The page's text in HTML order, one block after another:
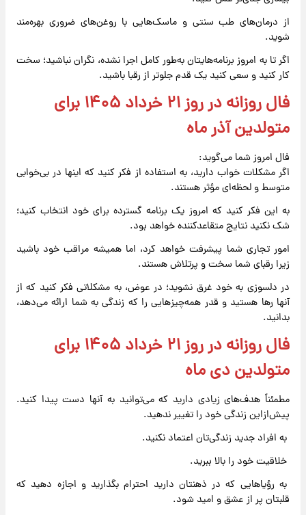
از درمان‌های طب سنتی و ماسک‌هایی با روغن‌های ضروری بهره‌مند
شوید.
اگر تا به امروز برنامه‌هایتان به‌طور کامل اجرا نشده، نگران نباشید؛ سخت
کار کنید و سعی کنید یک قدم جلوتر از رقبا باشید.
فال روزانه در روز ۲۱ خرداد ۱۴۰۵ برای
متولدین آذر ماه
فال امروز شما می‌گوید:
اگر مشکلات خواب دارید، به استفاده از فکر کنید که اینها در بی‌خوابی
متوسط و لحظه‌ای مؤثر هستند.
به این فکر کنید که امروز یک برنامه گسترده برای خود انتخاب کنید؛
شک نکنید نتایج متقاعدکننده خواهد بود.
امور تجاری شما پیشرفت خواهد کرد، اما همیشه مراقب خود باشید
زیرا رقبای شما سخت و پرتلاش هستند.
در دلسوزی به خود غرق نشوید؛ در عوض، به مشکلاتی فکر کنید که از
آنها رها هستید و قدر همه‌چیزهایی را که زندگی به شما ارائه می‌دهد،
بدانید.
فال روزانه در روز ۲۱ خرداد ۱۴۰۵ برای
متولدین دی ماه
مطمئناً هدف‌های زیادی دارید که می‌توانید به آنها دست پیدا کنید.
پیش‌ازاین زندگی خود را تغییر ندهید.
به افراد جدید زندگی‌تان اعتماد نکنید.
خلاقیت خود را بالا ببرید.
به رؤیاهایی که در ذهنتان دارید احترام بگذارید و اجازه دهید که
قلبتان پر از عشق و امید شود.